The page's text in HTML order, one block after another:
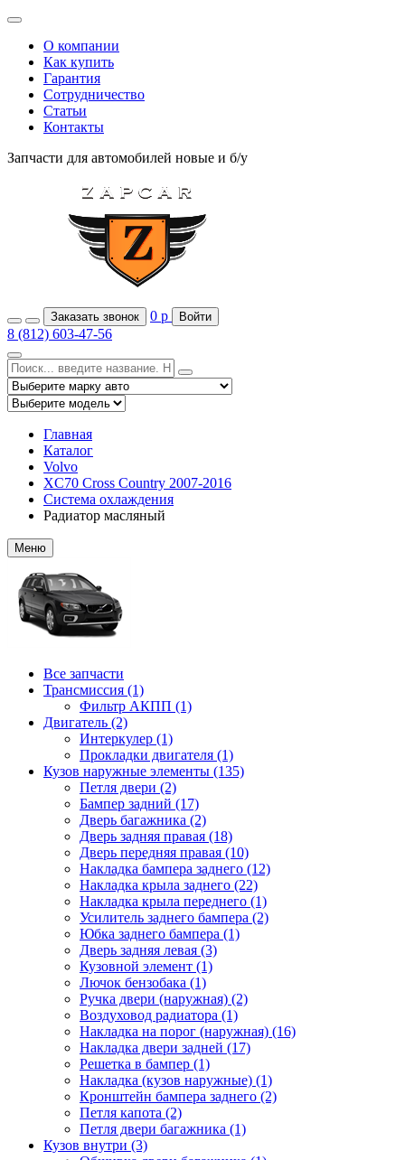
О компании
Как купить
Гарантия
Сотрудничество
Статьи
Контакты
Запчасти для автомобилей новые и б/у
Заказать звонок 0 р Войти
8 (812) 603-47-56
Главная
Каталог
Volvo
XC70 Cross Country 2007-2016
Система охлаждения
Радиатор масляный
Меню
Все запчасти
Трансмиссия (1)
Фильтр АКПП (1)
Двигатель (2)
Интеркулер (1)
Прокладки двигателя (1)
Кузов наружные элементы (135)
Петля двери (2)
Бампер задний (17)
Дверь багажника (2)
Дверь задняя правая (18)
Дверь передняя правая (10)
Накладка бампера заднего (12)
Накладка крыла заднего (22)
Накладка крыла переднего (1)
Усилитель заднего бампера (2)
Юбка заднего бампера (1)
Дверь задняя левая (3)
Кузовной элемент (1)
Лючок бензобака (1)
Ручка двери (наружная) (2)
Воздуховод радиатора (1)
Накладка на порог (наружная) (16)
Накладка двери задней (17)
Решетка в бампер (1)
Накладка (кузов наружные) (1)
Кронштейн бампера заднего (2)
Петля капота (2)
Петля двери багажника (1)
Кузов внутри (3)